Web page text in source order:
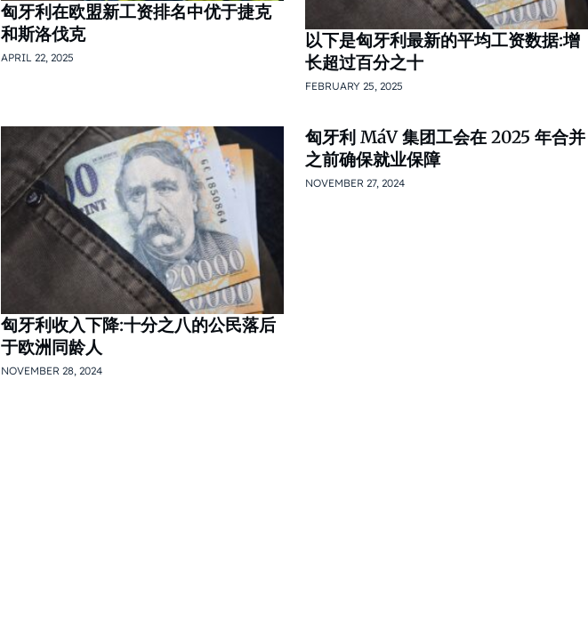
匈牙利在欧盟新工资排名中优于捷克
和斯洛伐克
APRIL 22, 2025
以下是匈牙利最新的平均工资数据:增
长超过百分之十
FEBRUARY 25, 2025
匈牙利收入下降:十分之八的公民落后
于欧洲同龄人
NOVEMBER 28, 2024
匈牙利 MáV 集团工会在 2025 年合并
之前确保就业保障
NOVEMBER 27, 2024